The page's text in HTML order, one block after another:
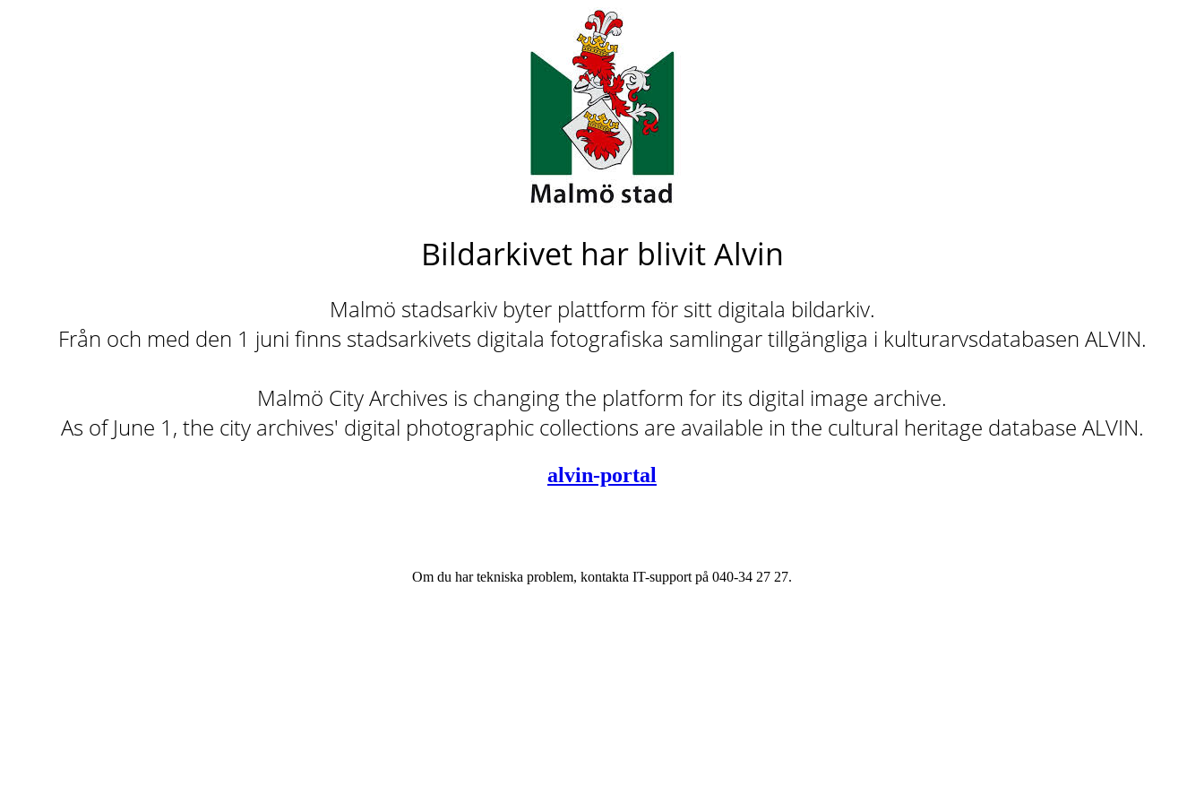
Bildarkivet har blivit Alvin
Malmö stadsarkiv byter plattform för sitt digitala bildarkiv.
Från och med den 1 juni finns stadsarkivets digitala fotografiska samlingar tillgängliga i kulturarvsdatabasen ALVIN.
Malmö City Archives is changing the platform for its digital image archive.
As of June 1, the city archives' digital photographic collections are available in the cultural heritage database ALVIN.
alvin-portal
Om du har tekniska problem, kontakta IT-support på 040-34 27 27.